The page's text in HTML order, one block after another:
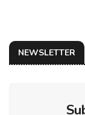
NEWSLETTER